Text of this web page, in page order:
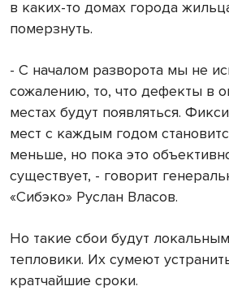
в каких-то домах города
померзнуть.
- С началом разворота мы не
сожалению, то, что дефекты в
местах будут появляться.
мест с каждым годом
меньше, но пока это
существует, - говорит
«Сибэко» Руслан Власов.
Но такие сбои будут
тепловики. Их сумеют
кратчайшие сроки.